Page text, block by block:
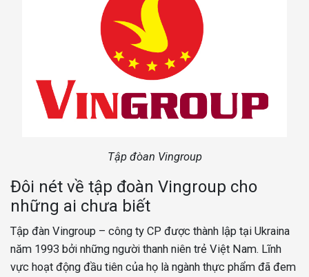
Tập đòan Vingroup
Đôi nét về tập đoàn Vingroup cho
những ai chưa biết
Tập đàn Vingroup – công ty CP được thành lập tại Ukraina
năm 1993 bởi những người thanh niên trẻ Việt Nam. Lĩnh
vực hoạt động đầu tiên của họ là ngành thực phẩm đã đem